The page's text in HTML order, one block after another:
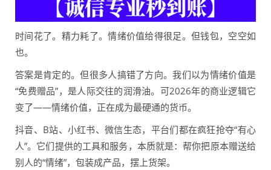
时间花了。精力耗了。情绪价值给得很足。但钱包，空空如
也。
答案是肯定的。但很多人搞错了方向。我们以为情绪价值是
“免费赠品”，是人际交往的润滑油。可2026年的商业逻辑它
变了——情绪价值，正在成为最硬通的货币。
抖音、B站、小红书、微信生态，平台们都在疯狂抢夺“有心
人”。它们提供的工具和服务，本质就是：帮你把原本赠送给
别人的“情绪”，包装成产品，摆上货架。